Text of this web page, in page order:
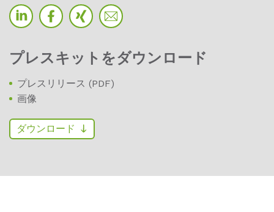
プレスキットをダウンロード
プレスリリース (PDF)
画像
ダウンロード